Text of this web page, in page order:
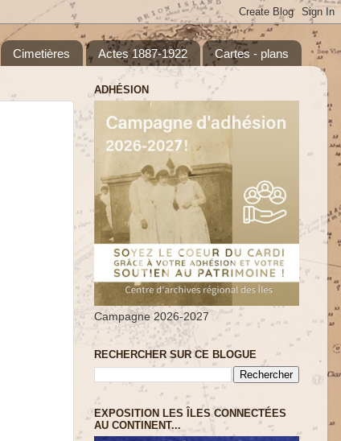
Cimetières Actes 1887-1922 Cartes - plans
ADHÉSION
Campagne 2026-2027
RECHERCHER SUR CE BLOGUE
EXPOSITION LES ÎLES CONNECTÉES
AU CONTINENT...